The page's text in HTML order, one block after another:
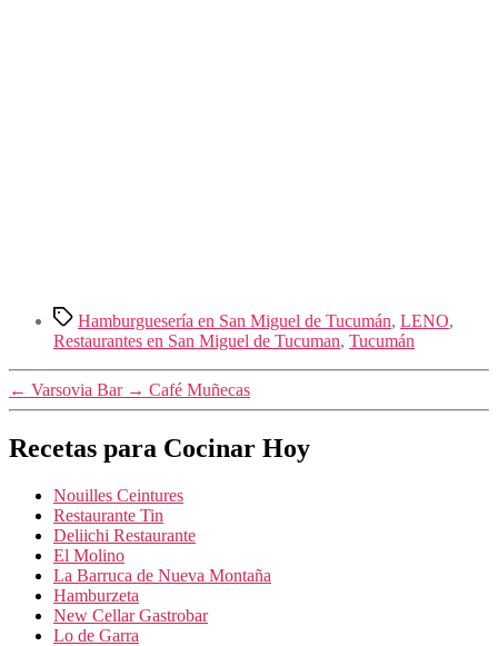
Etiquetas
Hamburguesería en San Miguel de Tucumán, LENO,
Restaurantes en San Miguel de Tucuman, Tucumán
← Varsovia Bar → Café Muñecas
Recetas para Cocinar Hoy
Nouilles Ceintures
Restaurante Tin
Deliichi Restaurante
El Molino
La Barruca de Nueva Montaña
Hamburzeta
New Cellar Gastrobar
Lo de Garra